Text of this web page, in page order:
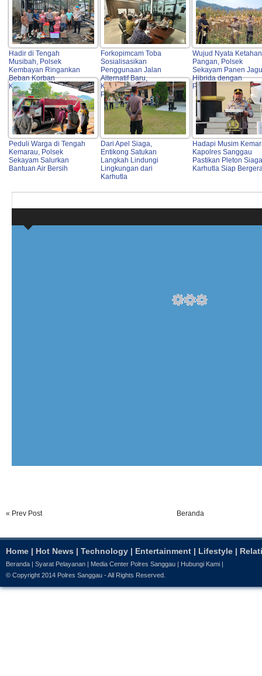
Hadir di Tengah
Musibah, Polsek
Kembayan Ringankan
Beban Korban
Kebakaran Rumah
Forkopimcam Toba
Sosialisasikan
Penggunaan Jalan
Alternatif Baru,
Keselamatan Warga Jadi
Prioritas Utama
Wujud Nyata
Pangan, Polsek
Sekayam Panen
Hibrida dengan
Produktivitas Tinggi
Peduli Warga di Tengah
Kemarau, Polsek
Sekayam Salurkan
Bantuan Air Bersih
Dari Apel Siaga,
Entikong Satukan
Langkah Lindungi
Lingkungan dari
Karhutla
Hadapi Musim
Kapolres Sanggau
Pastikan Pleton Siaga
Karhutla Siap
« Prev Post Beranda
Home | Hot News | Technology | Entertainment | Lifestyle |
Beranda Syarat Pelayanan Media Center Polres Sanggau Hubungi Kami
© Copyright 2014 Polres Sanggau - All Rights Reserved.